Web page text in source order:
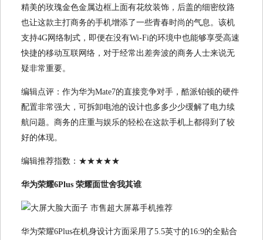
精美的玫瑰金色金属边框上面有花纹装饰，后盖的细密纹路
也让这款主打商务的手机增添了一些青春时尚的气息。该机
支持4G网络制式，即便在没有Wi-Fi的环境中也能够享受高速
快捷的移动互联网络，对于经常出差奔波的商务人士来说无
疑非常重要。
编辑点评：作为华为Mate7的直接竞争对手，酷派铂顿的硬件
配置非常强大，可拆卸电池的设计也多多少少缓解了电力续
航问题。商务的庄重与娱乐的轻松在这款手机上都得到了较
好的体现。
编辑推荐指数：★★★★★
华为荣耀6Plus 荣耀面世舍我其谁
华为荣耀6Plus在机身设计方面采用了5.5英寸的16:9的全贴合